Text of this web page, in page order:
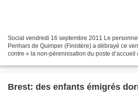
Social vendredi 16 septembre 2011 Le
Penhars de Quimper (Finistère) a débrayé ce
contre « la non-pérennisation du poste
Brest: des enfants émigrés